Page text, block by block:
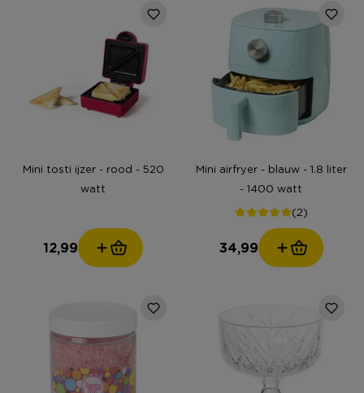
Mini tosti ijzer - rood - 520
watt
12,99
Mini airfryer - blauw - 1.8 liter
- 1400 watt
(2)
34,99